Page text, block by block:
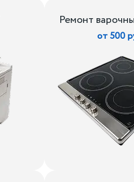
Ремонт
от 500